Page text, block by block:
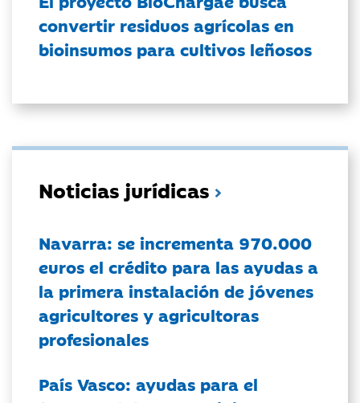
convertir residuos agrícolas en
bioinsumos para cultivos leñosos
Noticias jurídicas
Navarra: se incrementa 970.000
euros el crédito para las ayudas a
la primera instalación de jóvenes
agricultores y agricultoras
profesionales
País Vasco: ayudas para el